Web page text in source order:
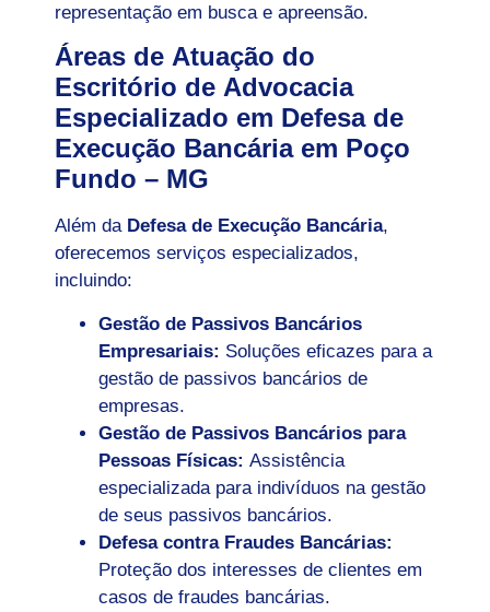
representação em busca e apreensão.
Áreas de Atuação do
Escritório de Advocacia
Especializado em Defesa de
Execução Bancária em Poço
Fundo – MG
Além da Defesa de Execução Bancária,
oferecemos serviços especializados,
incluindo:
Gestão de Passivos Bancários
Empresariais: Soluções eficazes para a
gestão de passivos bancários de
empresas.
Gestão de Passivos Bancários para
Pessoas Físicas: Assistência
especializada para indivíduos na gestão
de seus passivos bancários.
Defesa contra Fraudes Bancárias:
Proteção dos interesses de clientes em
casos de fraudes bancárias.